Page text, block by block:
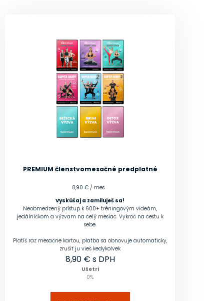
PREMIUM členstvomesačné predplatné
8,90 € / mes.
Vyskúšaj a zamiluješ sa!
Neobmedzený prístup k 600+ tréningovým videám,
jedálničkom a výzvam na celý mesiac. Vykroč na cestu k
sebe.
Platíš raz mesačne kartou, platba sa obnovuje automaticky,
zrušiť ju vieš kedykoľvek
8,90€ s DPH
Ušetri
0%